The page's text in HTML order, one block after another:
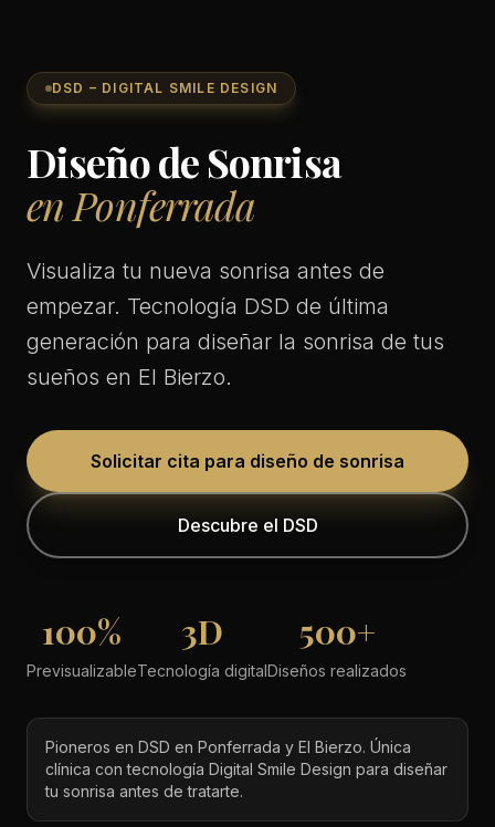
DSD – DIGITAL SMILE DESIGN
Diseño de Sonrisa
en Ponferrada
Visualiza tu nueva sonrisa antes de
empezar. Tecnología DSD de última
generación para diseñar la sonrisa de tus
sueños en El Bierzo.
Solicitar cita para diseño de sonrisa
Descubre el DSD
100%
Previsualizable
3D
Tecnología digital
500+
Diseños realizados
Pioneros en DSD en Ponferrada y El Bierzo. Única
clínica con tecnología Digital Smile Design para diseñar
tu sonrisa antes de tratarte.